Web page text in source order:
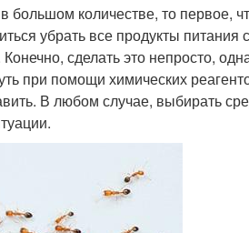
количестве, то первое,
убрать все продукты питания
сделать это непросто,
при помощи химических
В любом случае, выбирать